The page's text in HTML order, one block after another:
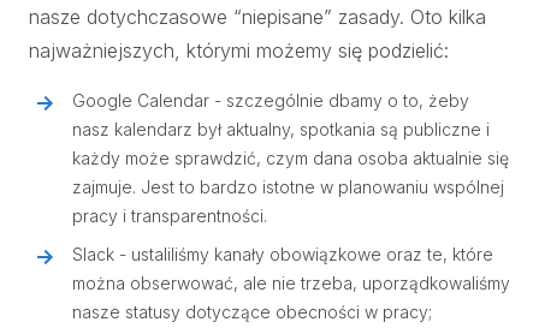
nasze dotychczasowe “niepisane” zasady. Oto kilka
najważniejszych, którymi możemy się podzielić:
Google Calendar - szczególnie dbamy o to, żeby
nasz kalendarz był aktualny, spotkania są publiczne i
każdy może sprawdzić, czym dana osoba aktualnie się
zajmuje. Jest to bardzo istotne w planowaniu wspólnej
pracy i transparentności.
Slack - ustaliliśmy kanały obowiązkowe oraz te, które
można obserwować, ale nie trzeba, uporządkowaliśmy
nasze statusy dotyczące obecności w pracy;